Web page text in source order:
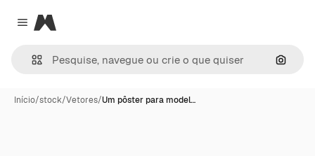
Close menu
Magnific
Início/stock/Vetores/Um pôster para model…